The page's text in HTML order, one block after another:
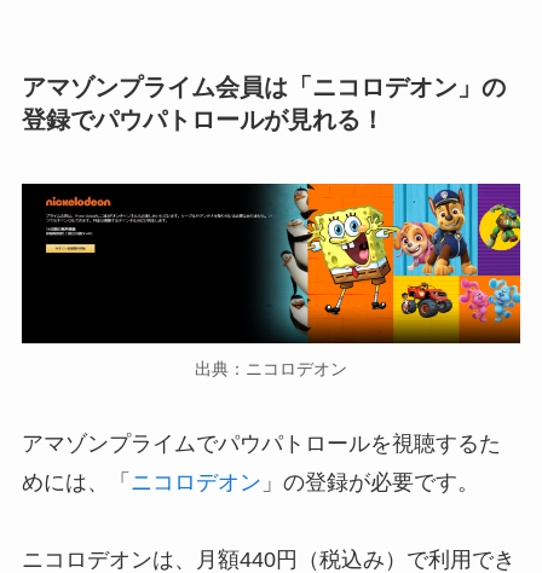
アマゾンプライム会員は「ニコロデオン」の
登録でパウパトロールが見れる！
出典：ニコロデオン
アマゾンプライムでパウパトロールを視聴するた
めには、「 ニコロデオン 」の登録が必要です。
ニコロデオンは、月額440円（税込み）で利用でき